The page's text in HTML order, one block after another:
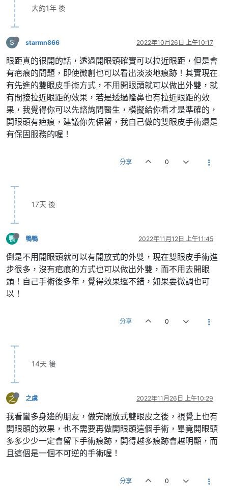
大約1年 後
S starmn866 2022年10月26日 上午10:17
眼距真的很開的話，透過開眼頭確實可以拉近眼距，但是會
有疤痕的問題，即使微創也可以看出淡淡地痕跡！其實現在
有先進的雙眼皮手術方式，不用開眼頭就可以做出外雙，就
有間接拉近眼距的效果，若是透過隆鼻也有拉近眼距的效
果，我覺得你可以先諮詢問醫生，模擬給你看才是準確的，
開眼頭有疤痕，建議你先保留，我自己做的雙眼皮手術還是
有保固服務的喔！
分享 0
17天 後
鴨 鴨鴨 2022年11月12日 上午11:45
倒是不用開眼頭就可以有開放式的外雙，現在雙眼皮手術進
步很多，沒有疤痕的方式也可以做出外雙，而不用去開眼
頭！自己手術後多年，覺得效果還不錯，如果要微調也可
以！
分享 0
14天 後
之 之虞 2022年11月26日 上午10:29
我看蠻多身邊的朋友，做完開放式雙眼皮之後，視覺上也有
開眼頭的效果，也不需要再做開眼頭這個手術，畢竟開眼頭
多多少少一定會留下手術痕跡，開得越多痕跡會越明顯，而
且這個是一個不可逆的手術喔！
分享 0